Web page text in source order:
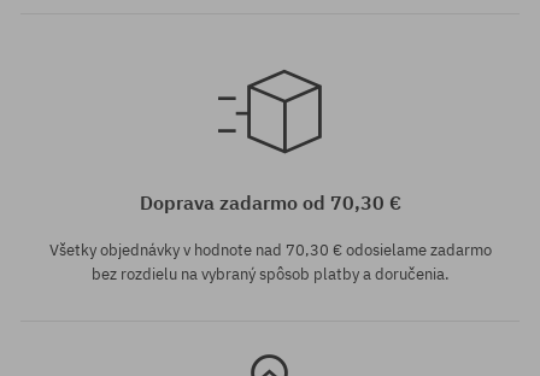
Doprava zadarmo od 70,30 €
Všetky objednávky v hodnote nad 70,30 € odosielame zadarmo
bez rozdielu na vybraný spôsob platby a doručenia.